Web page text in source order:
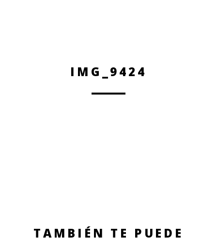
IMG_9424
TAMBIÉN TE PUEDE